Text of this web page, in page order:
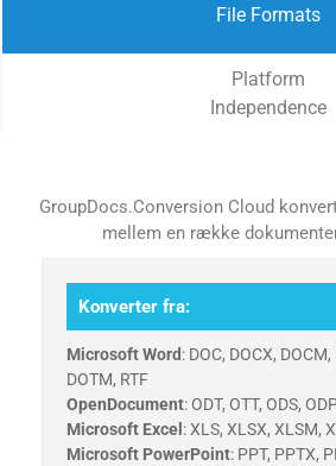
File Formats
Platform
Independence
GroupDocs.Conversion Cloud
mellem en række
Konverter fra:
Microsoft Word: DOC, DOCX, DOCM,
DOTM, RTF
OpenDocument: ODT, OTT, ODS,
Microsoft Excel : XLS, XLSX, XLSM,
Microsoft PowerPoint: PPT, PPTX,